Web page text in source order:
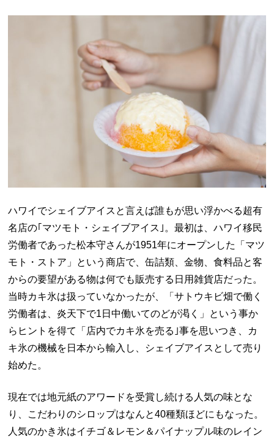
ハワイでシェイブアイスと言えば誰もが思い浮かべる超有
名店の｢マツモト・シェイブアイス｣。最初は、ハワイ移民
労働者であった松本守さんが1951年にオープンした「マツ
モト・ストア」という商店で、缶詰類、金物、食料品と客
からの要望がある物は何でも販売する日用雑貨店だった。
当時カキ氷は扱っていなかったが、「サトウキビ畑で働く
労働者は、炎天下で1日中働いてのどが渇く」という事か
らヒントを得て「店内でカキ氷を売る｣事を思いつき、カ
キ氷の機械を日本から輸入し、シェイブアイスとして売り
始めた。
現在では地元紙のアワードを受賞し続ける人気の味とな
り、こだわりのシロップはなんと40種類ほどにもなった。
人気のかき氷はイチゴ＆レモン＆パイナップル味のレイン